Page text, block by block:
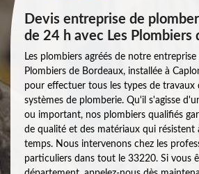
Devis entreprise de
de 24 h avec Les Plombiers
Les plombiers agréés de notre
Plombiers de Bordeaux, installée à
pour effectuer tous les types de travaux
systèmes de plomberie. Qu'il s'agisse
ou important, nos plombiers qualifiés
de qualité et des matériaux qui résistent
temps. Nous intervenons chez les
particuliers dans tout le 33220. Si vous